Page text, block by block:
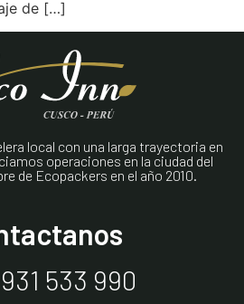
de […]
local con una larga trayectoria en
operaciones en la ciudad del
de Ecopackers en el año 2010.
931 533 990